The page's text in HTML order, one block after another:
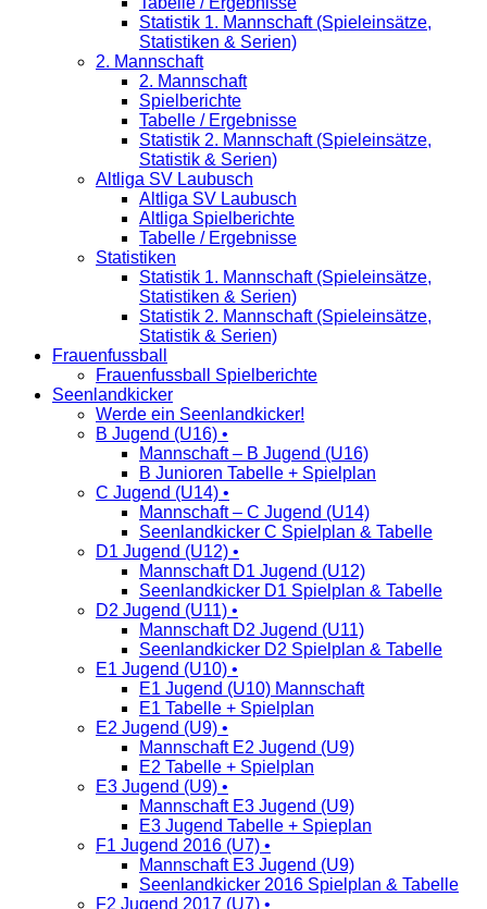
Statistik 1. Mannschaft (Spieleinsätze,
Statistiken & Serien)
2. Mannschaft
2. Mannschaft
Spielberichte
Tabelle / Ergebnisse
Statistik 2. Mannschaft (Spieleinsätze,
Statistik & Serien)
Altliga SV Laubusch
Altliga SV Laubusch
Altliga Spielberichte
Tabelle / Ergebnisse
Statistiken
Statistik 1. Mannschaft (Spieleinsätze,
Statistiken & Serien)
Statistik 2. Mannschaft (Spieleinsätze,
Statistik & Serien)
Frauenfussball
Frauenfussball Spielberichte
Seenlandkicker
Werde ein Seenlandkicker!
B Jugend (U16) •
Mannschaft – B Jugend (U16)
B Junioren Tabelle + Spielplan
C Jugend (U14) •
Mannschaft – C Jugend (U14)
Seenlandkicker C Spielplan & Tabelle
D1 Jugend (U12) •
Mannschaft D1 Jugend (U12)
Seenlandkicker D1 Spielplan & Tabelle
D2 Jugend (U11) •
Mannschaft D2 Jugend (U11)
Seenlandkicker D2 Spielplan & Tabelle
E1 Jugend (U10) •
E1 Jugend (U10) Mannschaft
E1 Tabelle + Spielplan
E2 Jugend (U9) •
Mannschaft E2 Jugend (U9)
E2 Tabelle + Spielplan
E3 Jugend (U9) •
Mannschaft E3 Jugend (U9)
E3 Jugend Tabelle + Spieplan
F1 Jugend 2016 (U7) •
Mannschaft E3 Jugend (U9)
Seenlandkicker 2016 Spielplan & Tabelle
F2 Jugend 2017 (U7) •